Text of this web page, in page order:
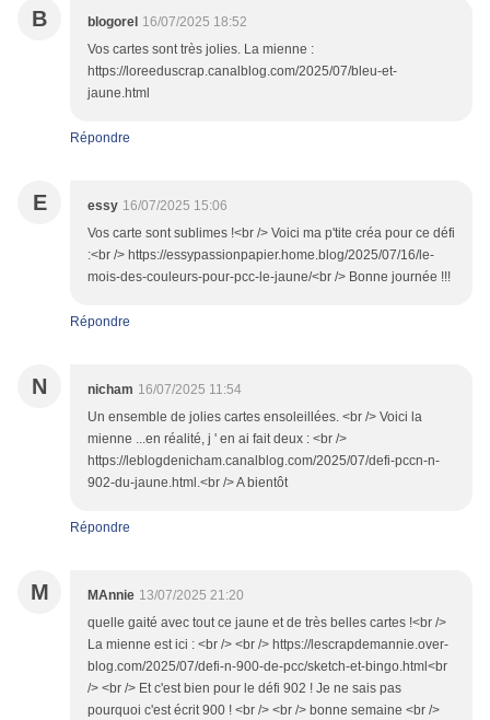
B blogorel 16/07/2025 18:52
Vos cartes sont très jolies. La mienne :
https://loreeduscrap.canalblog.com/2025/07/bleu-et-
jaune.html
Répondre
E essy 16/07/2025 15:06
Vos carte sont sublimes !<br /> Voici ma p'tite créa pour ce défi
:<br /> https://essypassionpapier.home.blog/2025/07/16/le-
mois-des-couleurs-pour-pcc-le-jaune/<br /> Bonne journée !!!
Répondre
N nicham 16/07/2025 11:54
Un ensemble de jolies cartes ensoleillées. <br /> Voici la
mienne ...en réalité, j ' en ai fait deux : <br />
https://leblogdenicham.canalblog.com/2025/07/defi-pccn-n-
902-du-jaune.html.<br /> A bientôt
Répondre
M MAnnie 13/07/2025 21:20
quelle gaité avec tout ce jaune et de très belles cartes !<br />
La mienne est ici : <br /> <br /> https://lescrapdemannie.over-
blog.com/2025/07/defi-n-900-de-pcc/sketch-et-bingo.html<br
/> <br /> Et c'est bien pour le défi 902 ! Je ne sais pas
pourquoi c'est écrit 900 ! <br /> <br /> bonne semaine <br />